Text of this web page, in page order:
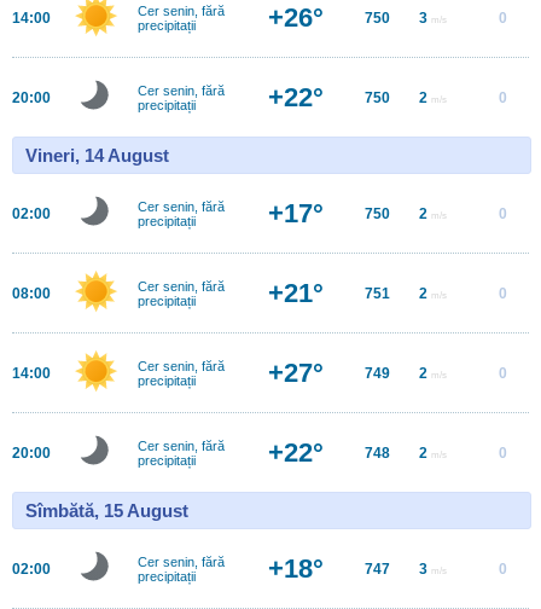
14:00
Cer senin, fără
precipitații
+26° 750 3 m/s 0
20:00
Cer senin, fără
precipitații
+22° 750 2 m/s 0
Vineri, 14 August
02:00
Cer senin, fără
precipitații
+17° 750 2 m/s 0
08:00
Cer senin, fără
precipitații
+21° 751 2 m/s 0
14:00
Cer senin, fără
precipitații
+27° 749 2 m/s 0
20:00
Cer senin, fără
precipitații
+22° 748 2 m/s 0
Sîmbătă, 15 August
02:00
Cer senin, fără
precipitații
+18° 747 3 m/s 0